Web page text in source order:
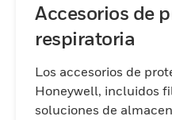
Accesorios de
respiratoria
Los accesorios de
Honeywell, incluidos
soluciones de